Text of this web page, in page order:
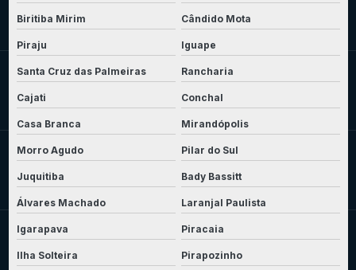
Biritiba Mirim Cândido Mota
Piraju Iguape
Santa Cruz das Palmeiras Rancharia
Cajati Conchal
Casa Branca Mirandópolis
Morro Agudo Pilar do Sul
Juquitiba Bady Bassitt
Álvares Machado Laranjal Paulista
Igarapava Piracaia
Ilha Solteira Pirapozinho